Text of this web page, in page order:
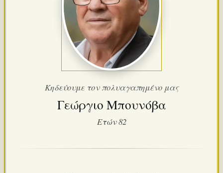
Κηδεύουμε τον πολυαγαπημένο μας
Γεώργιο Μπουνόβα
Ετών 82